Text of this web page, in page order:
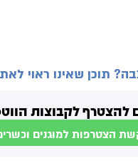
תוכן שאינו ראוי
להצטרף לקבוצות
הצטרפות למוגנים